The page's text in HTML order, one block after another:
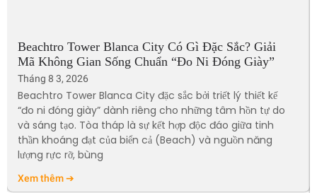
Beachtro Tower Blanca City Có Gì Đặc Sắc? Giải
Mã Không Gian Sống Chuẩn “Đo Ni Đóng Giày”
Tháng 8 3, 2026
Beachtro Tower Blanca City đặc sắc bởi triết lý thiết kế
“đo ni đóng giày” dành riêng cho những tâm hồn tự do
và sáng tạo. Tòa tháp là sự kết hợp độc đáo giữa tinh
thần khoáng đạt của biển cả (Beach) và nguồn năng
lượng rực rỡ, bùng
Xem thêm ➔